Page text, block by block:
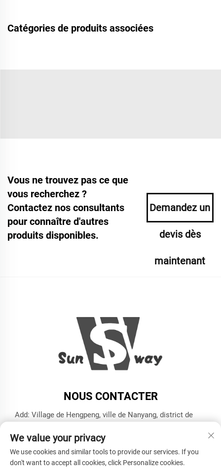
Catégories de produits associées
Vous ne trouvez pas ce que
vous recherchez ?
Contactez nos consultants
pour connaître d'autres
produits disponibles.
Demandez un
devis dès
maintenant
NOUS CONTACTER
Add: Village de Hengpeng, ville de Nanyang, district de
Tél. :+86-13606543282
E-mail :[email protected]
We value your privacy
We use cookies and similar tools to provide our services. If you
don't want to accept all cookies, click Personalize cookies.